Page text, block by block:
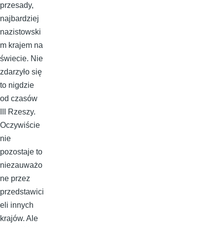
przesady,
najbardziej
nazistowski
m krajem na
świecie. Nie
zdarzyło się
to nigdzie
od czasów
III Rzeszy.
Oczywiście
nie
pozostaje to
niezauważo
ne przez
przedstawici
eli innych
krajów. Ale